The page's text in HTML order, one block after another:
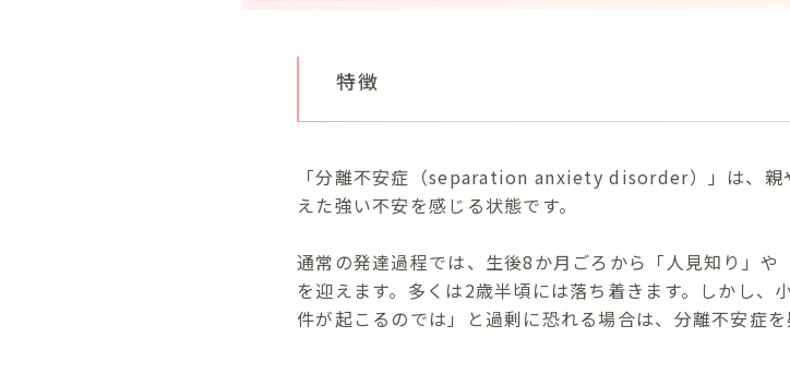
特徴
「分離不安症（separation anxiety disorder）」は、親
えた強い不安を感じる状態です。
通常の発達過程では、生後8か月ごろから「人見知り」
を迎えます。多くは2歳半頃には落ち着きます。しかし、
件が起こるのでは」と過剰に恐れる場合は、分離不安症を